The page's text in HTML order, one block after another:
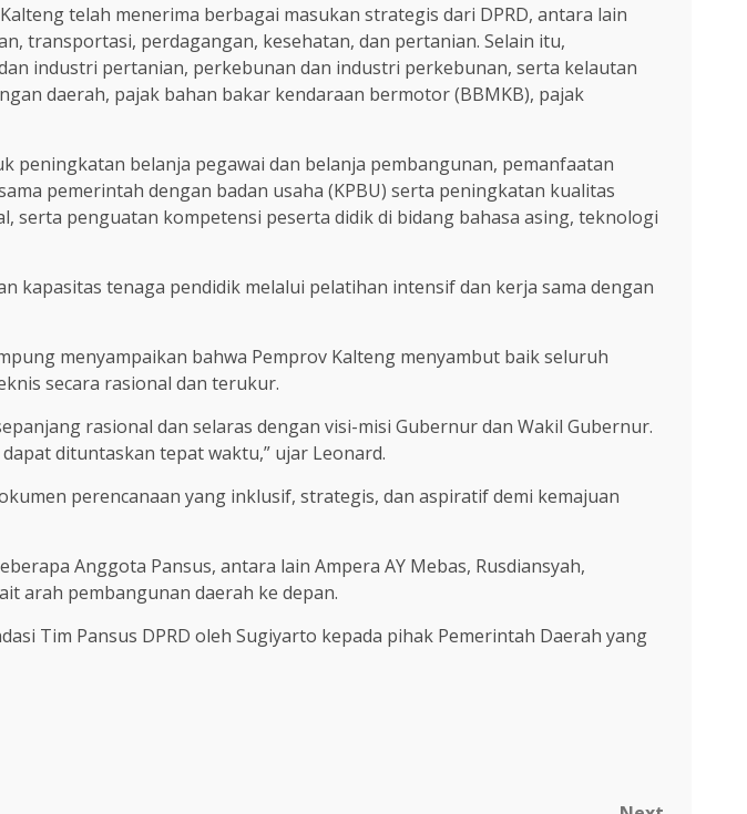
telah menerima berbagai masukan strategis dari DPRD, antara lain
transportasi, perdagangan, kesehatan, dan pertanian. Selain itu,
industri pertanian, perkebunan dan industri perkebunan, serta kelautan
daerah, pajak bahan bakar kendaraan bermotor (BBMKB), pajak
belanja pegawai dan belanja pembangunan, pemanfaatan
pemerintah dengan badan usaha (KPBU) serta peningkatan kualitas
serta penguatan kompetensi peserta didik di bidang bahasa asing, teknologi
tenaga pendidik melalui pelatihan intensif dan kerja sama dengan
menyampaikan bahwa Pemprov Kalteng menyambut baik seluruh
secara rasional dan terukur.
rasional dan selaras dengan visi-misi Gubernur dan Wakil Gubernur.
dituntaskan tepat waktu,” ujar Leonard.
perencanaan yang inklusif, strategis, dan aspiratif demi kemajuan
Anggota Pansus, antara lain Ampera AY Mebas, Rusdiansyah,
arah pembangunan daerah ke depan.
Tim Pansus DPRD oleh Sugiyarto kepada pihak Pemerintah Daerah yang